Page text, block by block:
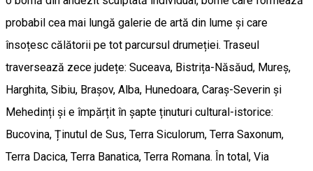
probabil cea mai lungă galerie de artă din lume și care
însoțesc călătorii pe tot parcursul drumeției. Traseul
traversează zece județe: Suceava, Bistrița-Năsăud, Mureș,
Harghita, Sibiu, Brașov, Alba, Hunedoara, Caraș-Severin și
Mehedinți și e împărțit în șapte ținuturi cultural-istorice:
Bucovina, Ținutul de Sus, Terra Siculorum, Terra Saxonum,
Terra Dacica, Terra Banatica, Terra Romana. În total, Via